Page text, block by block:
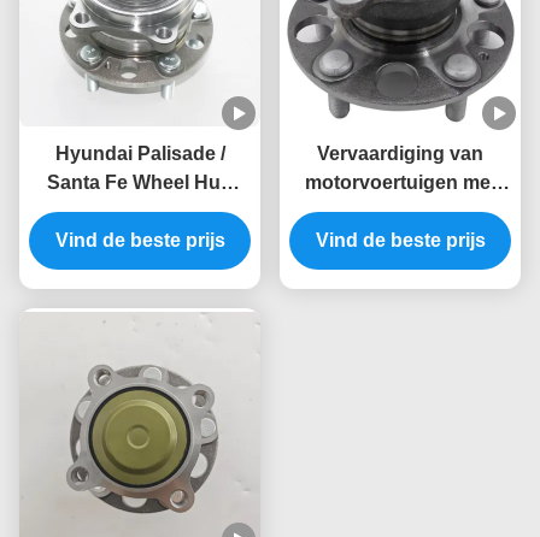
Hyundai Palisade /
Santa Fe Wheel Hub
Unit Model 51750-S1000
Vind de beste prijs
Vervaardiging van
motorvoertuigen met
een vermogen van meer
dan 50 kW
Vind de beste prijs